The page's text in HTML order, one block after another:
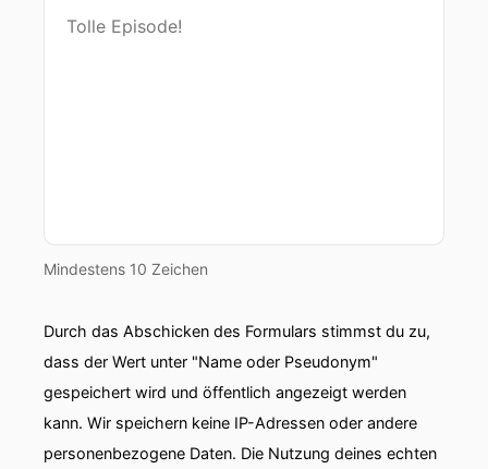
Mindestens 10 Zeichen
Durch das Abschicken des Formulars stimmst du zu,
dass der Wert unter "Name oder Pseudonym"
gespeichert wird und öffentlich angezeigt werden
kann. Wir speichern keine IP-Adressen oder andere
personenbezogene Daten. Die Nutzung deines echten